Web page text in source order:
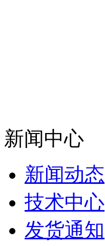
新闻中心
新闻动态
技术中心
发货通知